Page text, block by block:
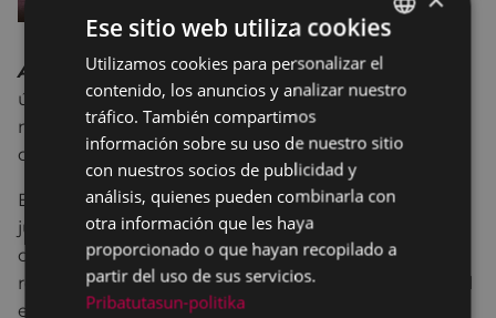
A la gloria con Gloria Fuertes es la tercera y
última entrega de la trilogía sobre la poeta
madrileña que Teatro de Malta, lleva realizando
desde 2003.
Esta tercera obra se vuelve a concebir como un
juego clownesco en el que los personajes ya
conocidos, Doña Pito Piturra y el Señor Antropelli,
recrean parte del universo poético de la escritora. El
escenario es un agradable prado verde donde los
BASQUE
SPANISH
Ese sitio web utiliza cookies
Utilizamos cookies para personalizar el
contenido, los anuncios y analizar nuestro
tráfico. También compartimos
información sobre su uso de nuestro sitio
con nuestros socios de publicidad y
análisis, quienes pueden combinarla con
otra información que les haya
proporcionado o que hayan recopilado a
partir del uso de sus servicios.
Pribatutasun-politika